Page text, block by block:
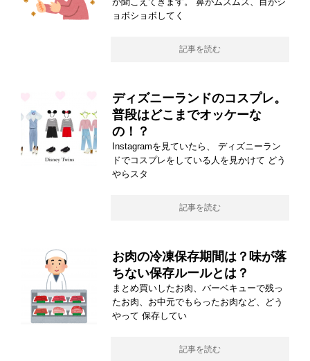
ョボショボしてく
記事を読む
ディズニーランドのコスプレ。
普段はどこまでオッケーな
の！？
Instagramを見ていたら、 ディズニーラン
ドでコスプレをしている人を見かけて どう
やらスタ
記事を読む
お肉の冷凍保存期間は？味が落
ちない保存ルールとは？
まとめ買いしたお肉、バーベキューで残っ
たお肉、お中元でもらったお肉など、どう
やって 保存してい
記事を読む